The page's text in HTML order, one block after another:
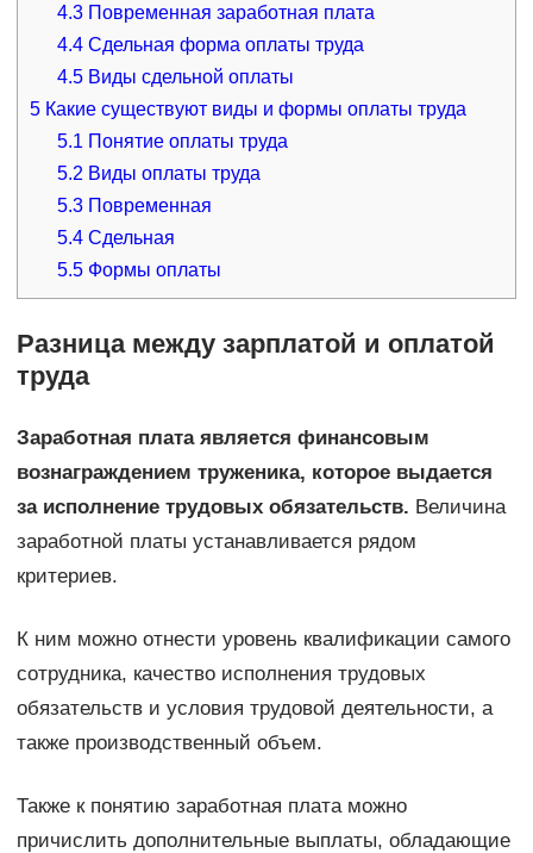
4.3 Повременная заработная плата
4.4 Сдельная форма оплаты труда
4.5 Виды сдельной оплаты
5Какие существуют виды и формы оплаты труда
5.1 Понятие оплаты труда
5.2 Виды оплаты труда
5.3 Повременная
5.4 Сдельная
5.5 Формы оплаты
Разница между зарплатой и оплатой
труда
Заработная плата является финансовым
вознаграждением труженика, которое выдается
за исполнение трудовых обязательств. Величина
заработной платы устанавливается рядом
критериев.
К ним можно отнести уровень квалификации самого
сотрудника, качество исполнения трудовых
обязательств и условия трудовой деятельности, а
также производственный объем.
Также к понятию заработная плата можно
причислить дополнительные выплаты, обладающие